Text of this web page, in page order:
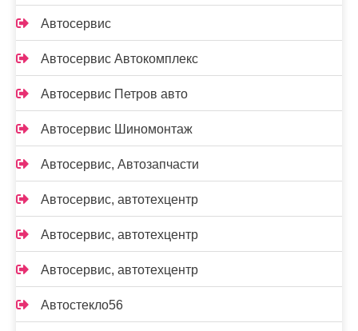
Автосервис
Автосервис Автокомплекс
Автосервис Петров авто
Автосервис Шиномонтаж
Автосервис, Автозапчасти
Автосервис, автотехцентр
Автосервис, автотехцентр
Автосервис, автотехцентр
Автостекло56